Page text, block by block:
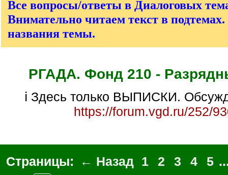
Все вопросы/ответы в Диалоговых
Внимательно читаем текст в
названия темы.
РГАДА. Фонд 210 -
ℹ Здесь только ВЫПИСКИ.
https://forum.vgd.ru/252/
Страницы: ← Назад 1 2 3 4 5